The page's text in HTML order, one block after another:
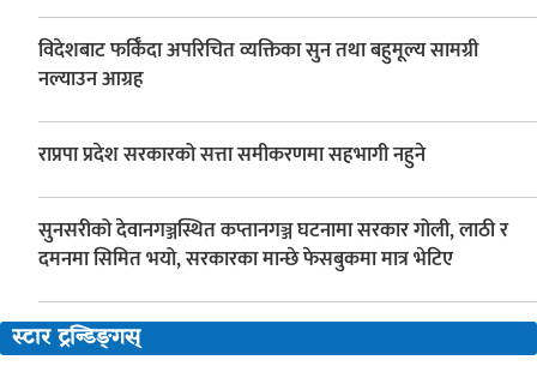
विदेशबाट फर्किँदा अपरिचित व्यक्तिका सुन तथा बहुमूल्य सामग्री
नल्याउन आग्रह
राप्रपा प्रदेश सरकारको सत्ता समीकरणमा सहभागी नहुने
सुनसरीको देवानगञ्जस्थित कप्तानगञ्ज घटनामा सरकार गोली, लाठी र
दमनमा सिमित भयो, सरकारका मान्छे फेसबुकमा मात्र भेटिए
स्टार ट्रन्डिङ्गस्